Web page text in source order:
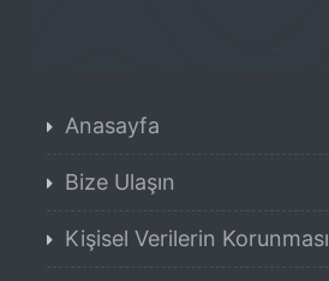
Anasayfa
Bize Ulaşın
Kişisel Verilerin Korunması